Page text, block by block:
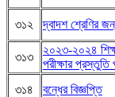
৩১২ দ্বাদশ শ্রেণির
৩১৩
২০২৩-২০২৪
পরীক্ষার প্রস্তুতি
৩১৪ বন্ধের বিজ্ঞপ্তি